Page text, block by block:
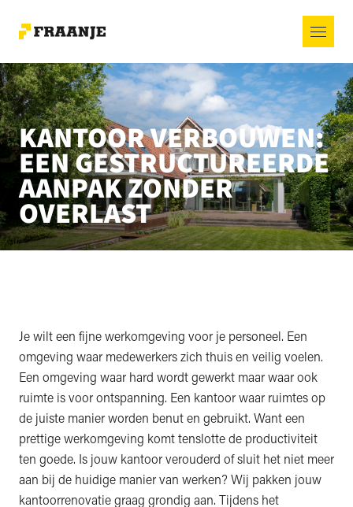
KANTOOR VERBOUWEN:
EEN GESTRUCTUREERDE
AANPAK ZONDER
OVERLAST
Je wilt een fijne werkomgeving voor je personeel. Een
omgeving waar medewerkers zich thuis en veilig voelen.
Een omgeving waar hard wordt gewerkt maar waar ook
ruimte is voor ontspanning. Een kantoor waar ruimtes op
de juiste manier worden benut en gebruikt. Want een
prettige werkomgeving komt tenslotte de productiviteit
ten goede. Is jouw kantoor verouderd of sluit het niet meer
aan bij de huidige manier van werken? Wij pakken jouw
kantoorrenovatie graag grondig aan. Tijdens het